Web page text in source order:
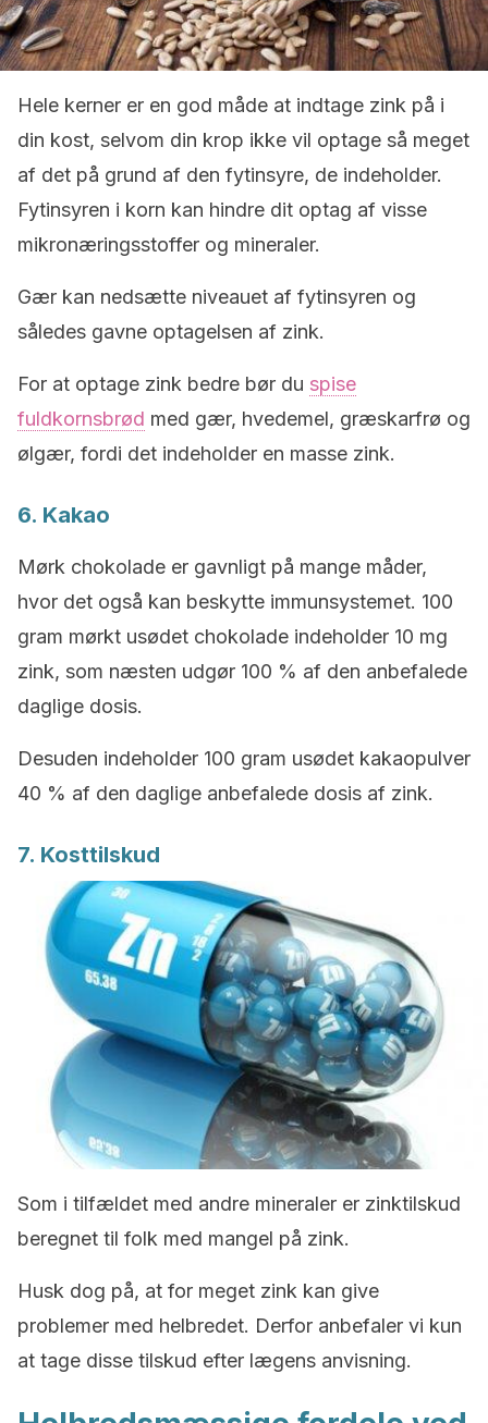
Hele kerner er en god måde at indtage zink på i
din kost, selvom din krop ikke vil optage så meget
af det på grund af den fytinsyre, de indeholder.
Fytinsyren i korn kan hindre dit optag af visse
mikronæringsstoffer og mineraler.
Gær kan nedsætte niveauet af fytinsyren og
således gavne optagelsen af zink.
For at optage zink bedre bør du spise
fuldkornsbrød med gær, hvedemel, græskarfrø og
ølgær, fordi det indeholder en masse zink.
6. Kakao
Mørk chokolade er gavnligt på mange måder,
hvor det også kan beskytte immunsystemet. 100
gram mørkt usødet chokolade indeholder 10 mg
zink, som næsten udgør 100 % af den anbefalede
daglige dosis.
Desuden indeholder 100 gram usødet kakaopulver
40 % af den daglige anbefalede dosis af zink.
7. Kosttilskud
Som i tilfældet med andre mineraler er zinktilskud
beregnet til folk med mangel på zink.
Husk dog på, at for meget zink kan give
problemer med helbredet. Derfor anbefaler vi kun
at tage disse tilskud efter lægens anvisning.